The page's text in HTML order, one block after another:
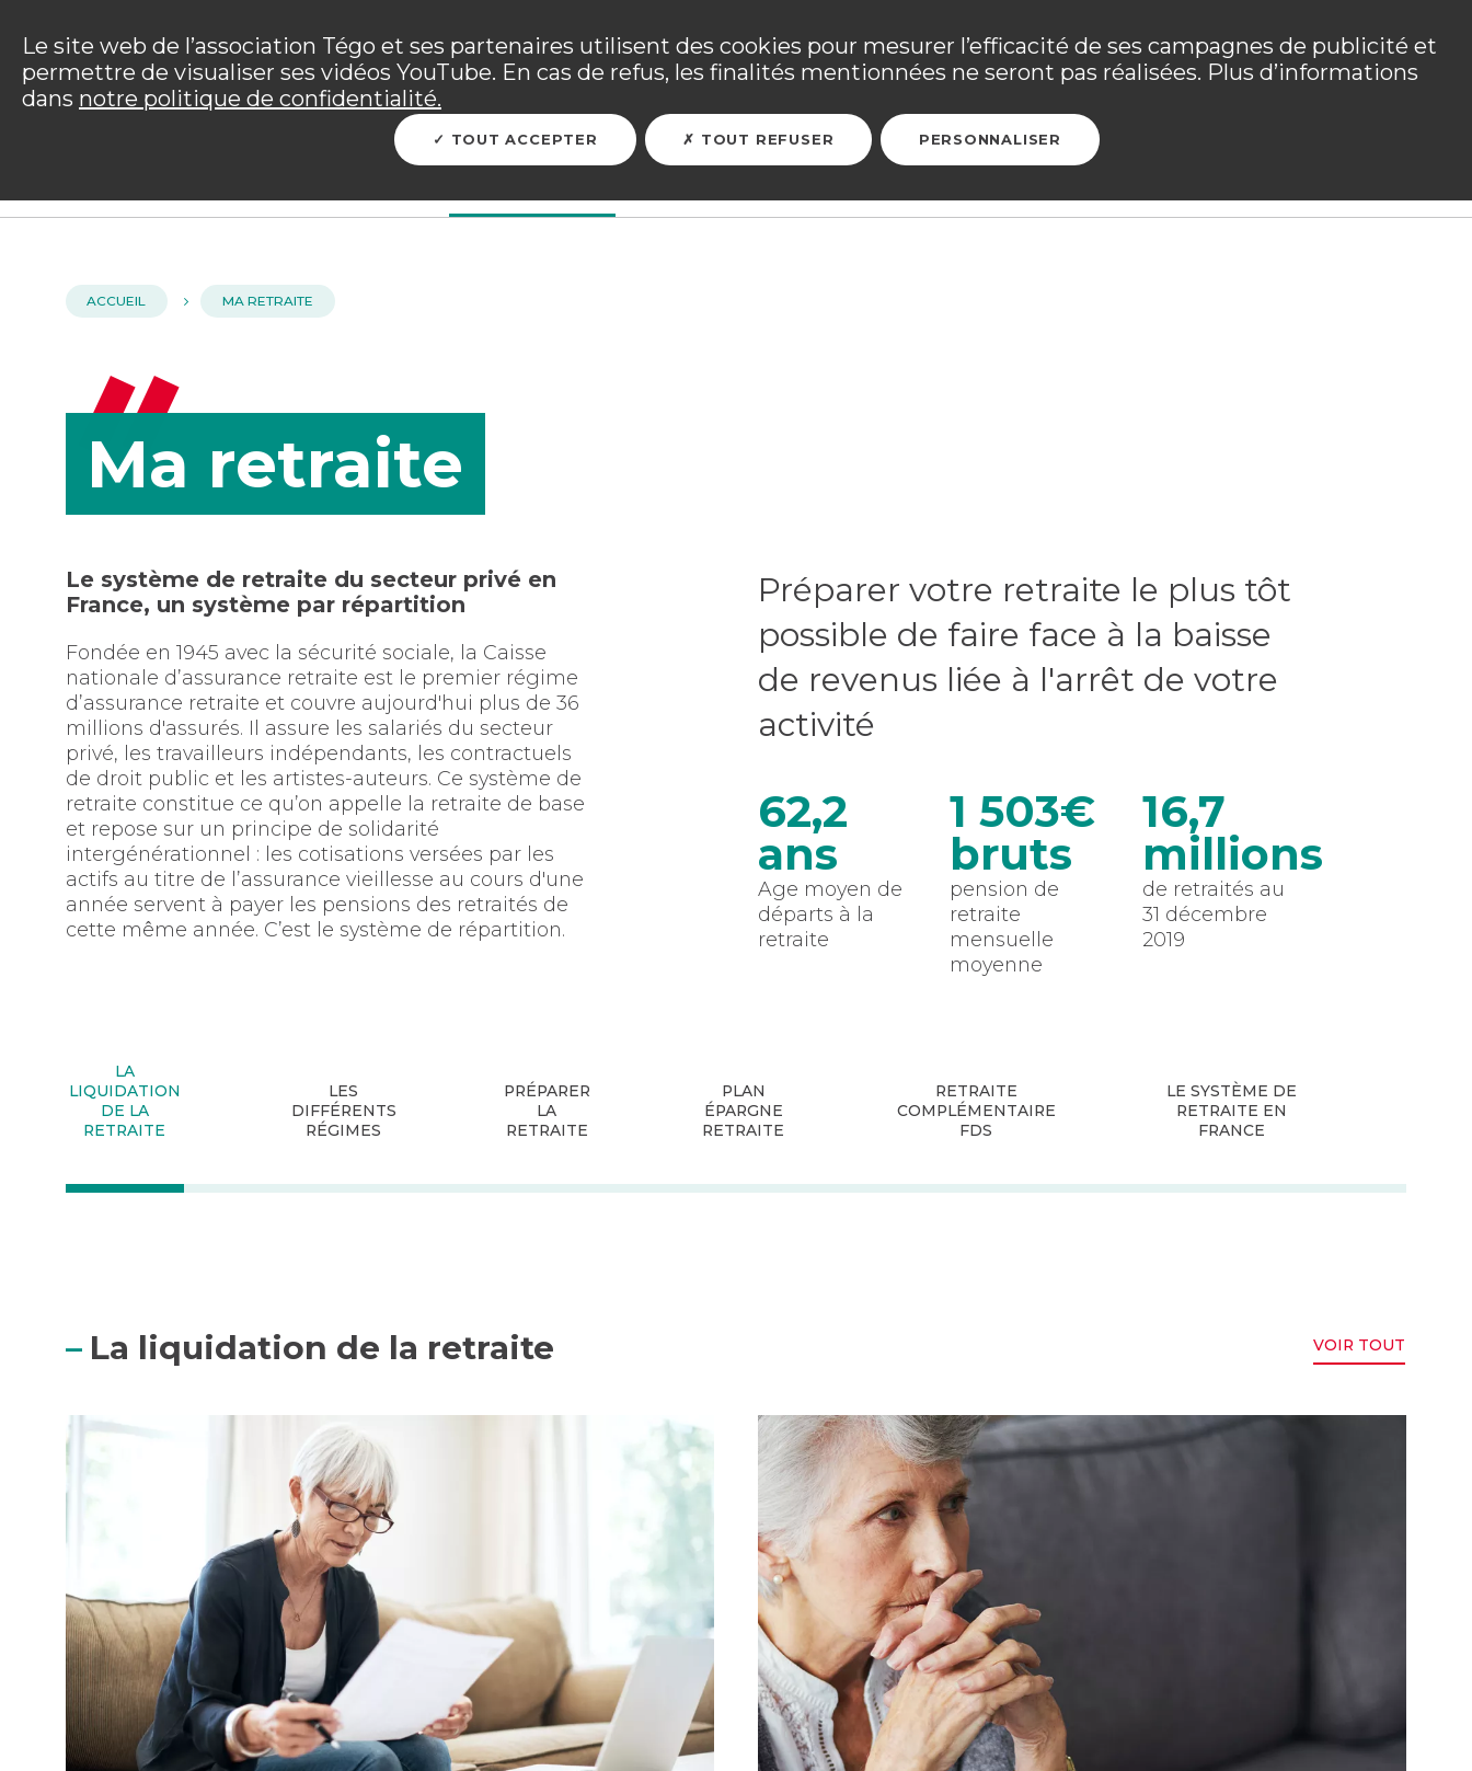
Vous êtes sur le site Tégo
ME PROTÉGER ASSURER MES BIENS L'ASSOCIATION
ACCUEIL MA RETRAITE
Ma retraite
Le système de retraite du secteur privé en
France, un système par répartition
Fondée en 1945 avec la sécurité sociale, la Caisse
nationale d’assurance retraite est le premier régime
d’assurance retraite et couvre aujourd'hui plus de 36
millions d'assurés. Il assure les salariés du secteur
privé, les travailleurs indépendants, les contractuels
de droit public et les artistes-auteurs. Ce système de
retraite constitue ce qu’on appelle la retraite de base
et repose sur un principe de solidarité
intergénérationnel : les cotisations versées par les
actifs au titre de l’assurance vieillesse au cours d'une
année servent à payer les pensions des retraités de
cette même année. C’est le système de répartition.
Préparer votre retraite le plus tôt
possible de faire face à la baisse
de revenus liée à l'arrêt de votre
activité
62,2
ans
Age moyen de
départs à la
retraite
1 503€
bruts
pension de
retraite
mensuelle
moyenne
16,7
millions
de retraités au
31 décembre
2019
LA
LIQUIDATION
DE LA
RETRAITE
LES
DIFFÉRENTS
RÉGIMES
PRÉPARER
LA
RETRAITE
PLAN
ÉPARGNE
RETRAITE
RETRAITE
COMPLÉMENTAIRE
FDS
LE SYSTÈME DE
RETRAITE EN
FRANCE
La liquidation de la retraite VOIR TOUT
Quelles conditions pour la majoration de votre retraite ? Pension de réversion, une sécurité financière au décès de votre conjoint
Le site web de l’association Tégo et ses partenaires utilisent des cookies pour mesurer l’efficacité de ses campagnes de publicité et
permettre de visualiser ses vidéos YouTube. En cas de refus, les finalités mentionnées ne seront pas réalisées. Plus d’informations
dans notre politique de confidentialité.
TOUT ACCEPTER TOUT REFUSER PERSONNALISER